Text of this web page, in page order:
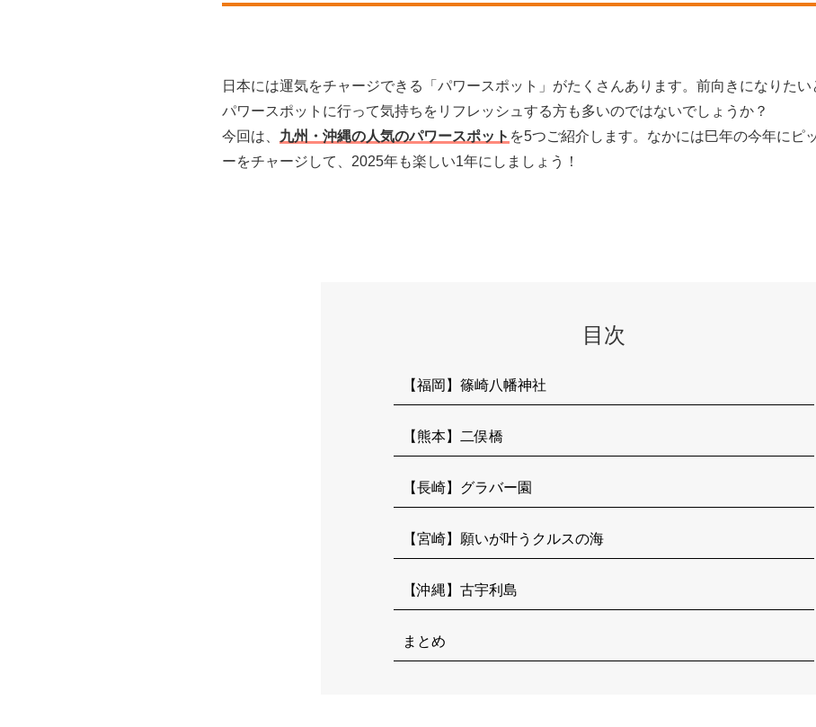
日本には運気をチャージできる「パワースポット」がたくさんあります。前向きになりたい
パワースポットに行って気持ちをリフレッシュする方も多いのではないでしょうか？
今回は、 九州・沖縄の人気のパワースポット を5つご紹介します。なかには巳年の今年にピ
ーをチャージして、2025年も楽しい1年にしましょう！
目次
【福岡】篠崎八幡神社
【熊本】二俣橋
【長崎】グラバー園
【宮崎】願いが叶うクルスの海
【沖縄】古宇利島
まとめ